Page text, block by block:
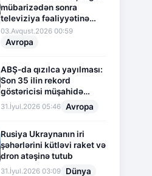
mübarizədən sonra
televiziya fəaliyyətinə
fasilə verir
03.Avqust.2026 00:59
Avropa
ABŞ-da qızılca yayılması:
Son 35 ilin rekord
göstəricisi müşahidə
olunur
31.İyul.2026 05:46 Avropa
Rusiya Ukraynanın iri
şəhərlərini kütləvi raket və
dron atəşinə tutub
31.İyul.2026 03:09 Dünya